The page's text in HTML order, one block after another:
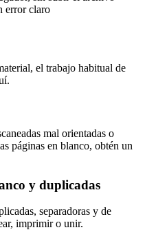
error claro
el trabajo habitual de
mal orientadas o
páginas en blanco, obtén un
y duplicadas
separadoras y de
imprimir o unir.